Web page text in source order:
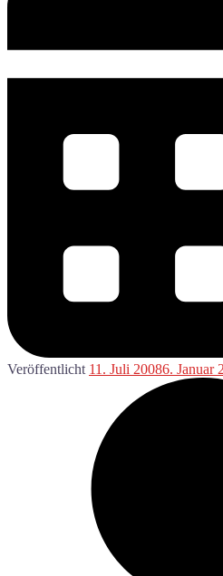
Veröffentlicht 11. Juli 20086. Januar